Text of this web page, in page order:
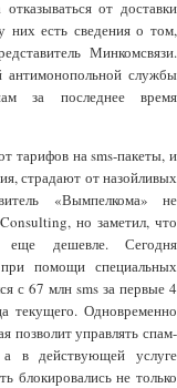
от доставки
них есть сведения о том,
Минкомсвязи.
антимонопольной службы
за последнее время
тарифов на sms-пакеты, и
страдают от назойливых
«Вымпелкома» не
но заметил, что
еще дешевле. Сегодня
помощи специальных
с 67 млн sms за первые 4
текущего. Одновременно
позволит управлять спам-
в действующей услуге
блокировались не только